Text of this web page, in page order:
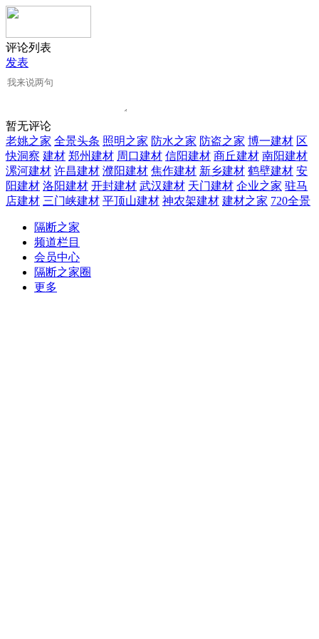
评论列表
发表
暂无评论
老姚之家 全景头条 照明之家 防水之家 防盗之家 博一建材 区
快洞察 建材 郑州建材 周口建材 信阳建材 商丘建材 南阳建材
漯河建材 许昌建材 濮阳建材 焦作建材 新乡建材 鹤壁建材 安
阳建材 洛阳建材 开封建材 武汉建材 天门建材 企业之家 驻马
店建材 三门峡建材 平顶山建材 神农架建材 建材之家 720全景
隔断之家
频道栏目
会员中心
隔断之家圈
更多